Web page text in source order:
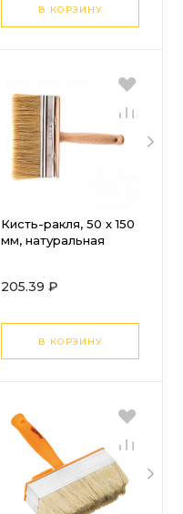
В КОРЗИНУ
Кисть-ракля, 50 х 150
мм, натуральная
ручка
205.39 ₽
В КОРЗИНУ